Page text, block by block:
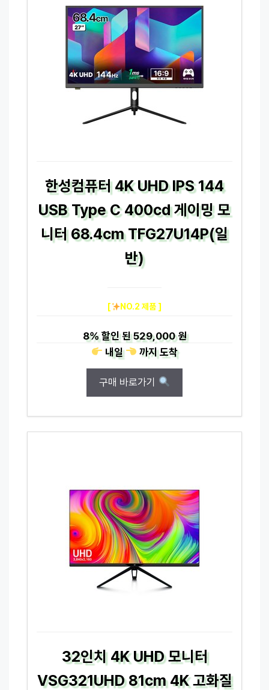
한성컴퓨터 4K UHD IPS 144
USB Type C 400cd 게이밍 모
니터 68.4cm TFG27U14P(일
반)
[ NO.2 제품 ]
8%할인 된529,000 원
내일
까지도착
구매 바로가기
32인치 4K UHD 모니터
VSG321UHD 81cm 4K 고화질